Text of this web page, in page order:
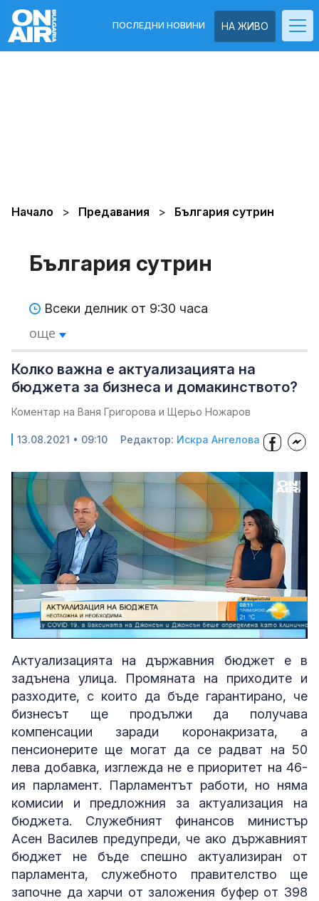
НА ЖИВО
ПОСЛЕДНИ НОВИНИ
Начало Предавания България сутрин
България сутрин
Всеки делник от 9:30 часа
още
Колко важна е актуализацията на
бюджета за бизнеса и домакинството?
Коментар на Ваня Григорова и Щерьо Ножаров
13.08.2021 • 09:10 Редактор: Искра Ангелова
Unmute Loaded:
Актуализацията на държавния бюджет е в
задънена улица. Промяната на приходите и
разходите, с които да бъде гарантирано, че
бизнесът ще продължи да получава
компенсации заради коронакризата, а
пенсионерите ще могат да се радват на 50
лева добавка, изглежда не е приоритет на 46-
ия парламент. Парламентът работи, но няма
комисии и предложния за актуализация на
бюджета. Служебният финансов министър
Асен Василев предупреди, че ако държавният
бюджет не бъде спешно актуализиран от
парламента, служебното правителство ще
започне да харчи от заложения буфер от 398